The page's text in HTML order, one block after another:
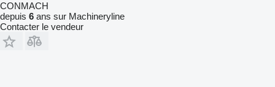
CONMACH
depuis 6 ans sur Machineryline
Contacter le vendeur